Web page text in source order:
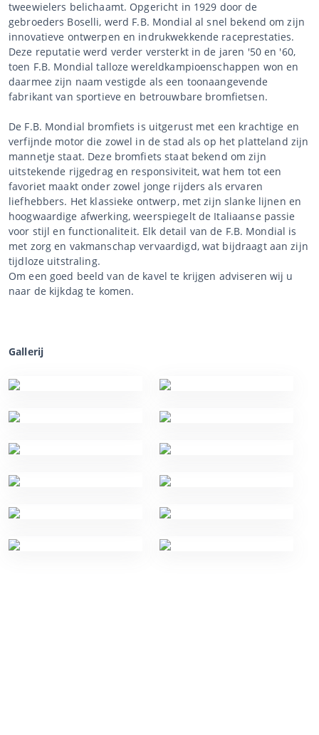
tweewielers belichaamt. Opgericht in 1929 door de
gebroeders Boselli, werd F.B. Mondial al snel bekend om zijn
innovatieve ontwerpen en indrukwekkende raceprestaties.
Deze reputatie werd verder versterkt in de jaren '50 en '60,
toen F.B. Mondial talloze wereldkampioenschappen won en
daarmee zijn naam vestigde als een toonaangevende
fabrikant van sportieve en betrouwbare bromfietsen.
De F.B. Mondial bromfiets is uitgerust met een krachtige en
verfijnde motor die zowel in de stad als op het platteland zijn
mannetje staat. Deze bromfiets staat bekend om zijn
uitstekende rijgedrag en responsiviteit, wat hem tot een
favoriet maakt onder zowel jonge rijders als ervaren
liefhebbers. Het klassieke ontwerp, met zijn slanke lijnen en
hoogwaardige afwerking, weerspiegelt de Italiaanse passie
voor stijl en functionaliteit. Elk detail van de F.B. Mondial is
met zorg en vakmanschap vervaardigd, wat bijdraagt aan zijn
tijdloze uitstraling.
Om een goed beeld van de kavel te krijgen adviseren wij u
naar de kijkdag te komen.
Gallerij